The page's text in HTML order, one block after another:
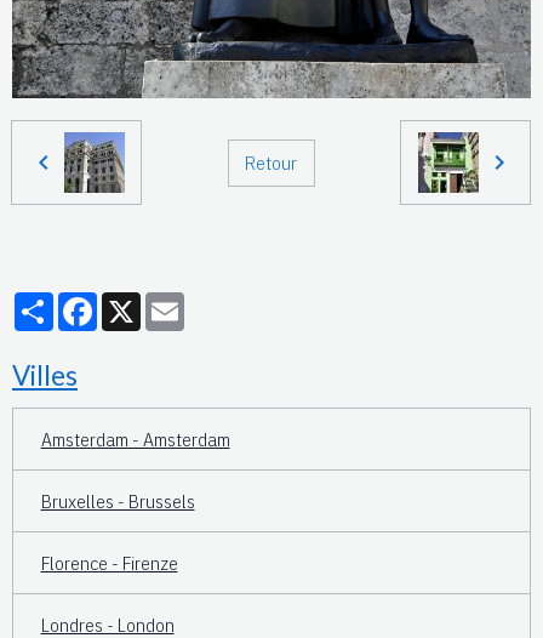
Retour
PartagerFacebook
X
Villes
Amsterdam - Amsterdam
Bruxelles - Brussels
Florence - Firenze
Londres - London